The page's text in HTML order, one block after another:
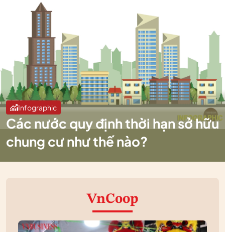
Infographic
Các nước quy định thời hạn sở hữu
chung cư như thế nào?
VnCoop